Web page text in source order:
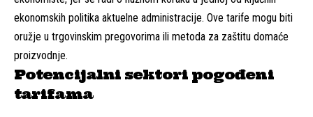
ekonomskih politika aktuelne administracije. Ove tarife mogu biti
oružje u trgovinskim pregovorima ili metoda za zaštitu domaće
proizvodnje.
Potencijalni sektori pogođeni
tarifama